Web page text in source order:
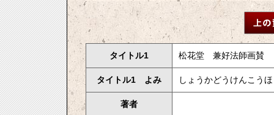
タイトル1 松花堂 兼好法師画賛
タイトル1 よみ しょうかどうけんこう
著者